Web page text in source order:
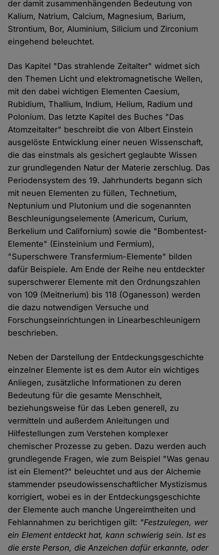
der damit zusammenhängenden Bedeutung von
Kalium, Natrium, Calcium, Magnesium, Barium,
Strontium, Bor, Aluminium, Silicium und Zirconium
eingehend beleuchtet.
Das Kapitel "Das strahlende Zeitalter" widmet sich
den Themen Licht und elektromagnetische Wellen,
mit den dabei wichtigen Elementen Caesium,
Rubidium, Thallium, Indium, Helium, Radium und
Polonium. Das letzte Kapitel des Buches "Das
Atomzeitalter" beschreibt die von Albert Einstein
ausgelöste Entwicklung einer neuen Wissenschaft,
die das einstmals als gesichert geglaubte Wissen
zur grundlegenden Natur der Materie zerschlug. Das
Periodensystem des 19. Jahrhunderts begann sich
mit neuen Elementen zu füllen, Technetium,
Neptunium und Plutonium und die sogenannten
Beschleunigungselemente (Americum, Curium,
Berkelium und Californium) sowie die "Bombentest-
Elemente" (Einsteinium und Fermium),
"Superschwere Transfermium-Elemente" bilden
dafür Beispiele. Am Ende der Reihe neu entdeckter
superschwerer Elemente mit den Ordnungszahlen
von 109 (Meitnerium) bis 118 (Oganesson) werden
die dazu notwendigen Versuche und
Forschungseinrichtungen in Linearbeschleunigern
beschrieben.
Neben der Darstellung der Entdeckungsgeschichte
einzelner Elemente ist es dem Autor ein wichtiges
Anliegen, zusätzliche Informationen zu deren
Bedeutung für die gesamte Menschheit,
beziehungsweise für das Leben generell, zu
vermitteln und außerdem Anleitungen und
Hilfestellungen zum Verstehen komplexer
chemischer Prozesse zu geben. Dazu werden auch
grundlegende Fragen, wie zum Beispiel "Was genau
ist ein Element?" beleuchtet und aus der Alchemie
stammender pseudowissenschaftlicher Mystizismus
korrigiert, wobei es in der Entdeckungsgeschichte
der Elemente auch manche Ungereimtheiten und
Fehlannahmen zu berichtigen gilt: "Festzulegen, wer
ein Element entdeckt hat, kann schwierig sein. Ist es
die erste Person, die Anzeichen dafür erkannte, oder